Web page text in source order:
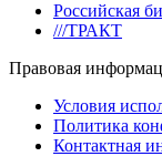
Российская
///ТРАКТ
Правовая
Условия
Политика
Контактная